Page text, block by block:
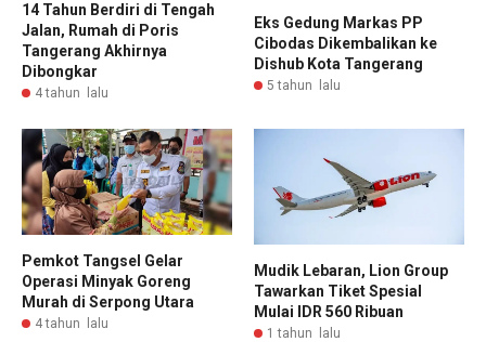
14 Tahun Berdiri di Tengah
Jalan, Rumah di Poris
Tangerang Akhirnya
Dibongkar
4 tahun lalu
Eks Gedung Markas PP
Cibodas Dikembalikan ke
Dishub Kota Tangerang
5 tahun lalu
Pemkot Tangsel Gelar
Operasi Minyak Goreng
Murah di Serpong Utara
4 tahun lalu
Mudik Lebaran, Lion Group
Tawarkan Tiket Spesial
Mulai IDR 560 Ribuan
1 tahun lalu